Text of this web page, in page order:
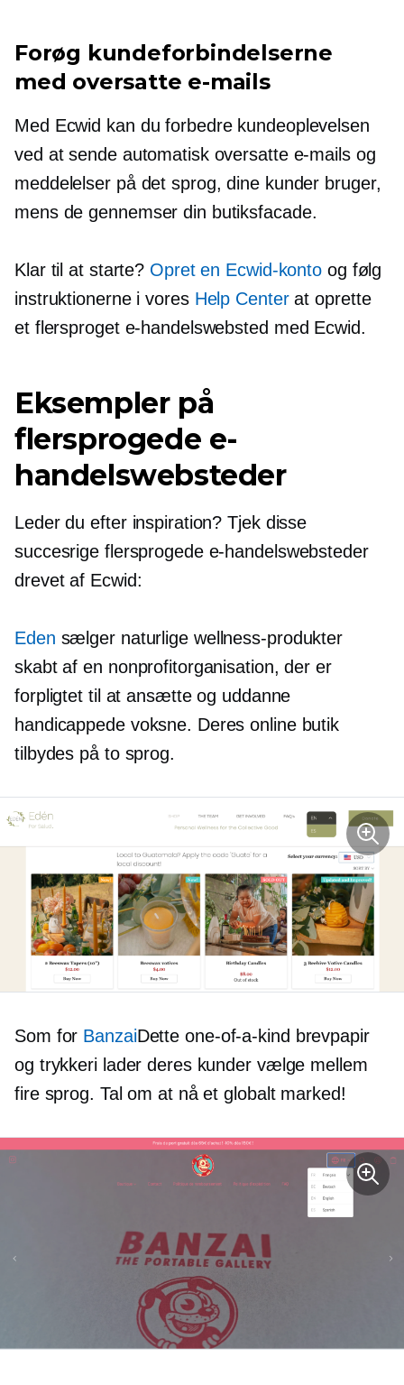
Forøg kundeforbindelserne
med oversatte e-mails
Med Ecwid kan du forbedre kundeoplevelsen
ved at sende automatisk oversatte e-mails og
meddelelser på det sprog, dine kunder bruger,
mens de gennemser din butiksfacade.
Klar til at starte? Opret en Ecwid-konto og følg
instruktionerne i vores Help Centerat oprette
et flersproget e-handelswebsted med Ecwid.
Eksempler på
flersprogede e-
handelswebsteder
Leder du efter inspiration? Tjek disse
succesrige flersprogede e-handelswebsteder
drevet af Ecwid:
Eden sælger naturlige wellness-produkter
skabt af en nonprofitorganisation, der er
forpligtet til at ansætte og uddanne
handicappede voksne. Deres online butik
tilbydes på to sprog.
Som for BanzaiDetteone-of-a-kind brevpapir
og trykkeri lader deres kunder vælge mellem
fire sprog. Tal om at nå et globalt marked!